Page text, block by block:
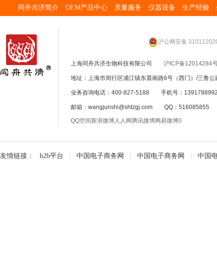
同舟共济简介 OEM产品中心 质量服务 仪器设备 生产经验
沪公网安备
上海同舟共济生物科技有限公司 沪ICP备12014284
地址：上海市闵行区浦江镇东晨南路6号（西门）/三鲁
业务咨询电话：400-827-5188 手机号：
邮箱：wangjunshi@shtzgj.com QQ：516085855
QQ空间 新浪微博人人网 腾讯微博网易微博0
友情链接： b2b平台 中国电子商务网 中国电子商务网 中国